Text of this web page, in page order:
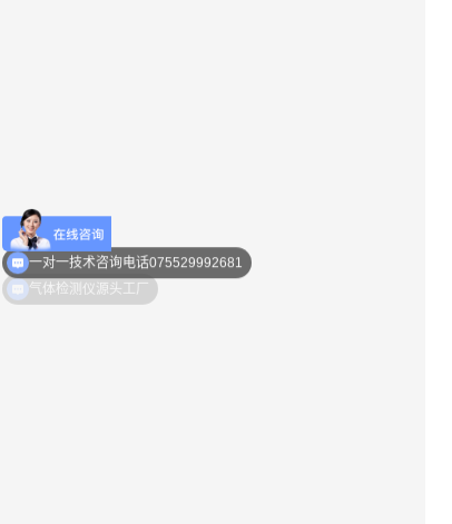
一对一技术咨询电话075529992681